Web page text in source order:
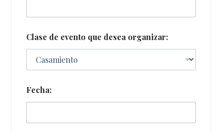
Clase de evento que desea organizar:
Fecha: